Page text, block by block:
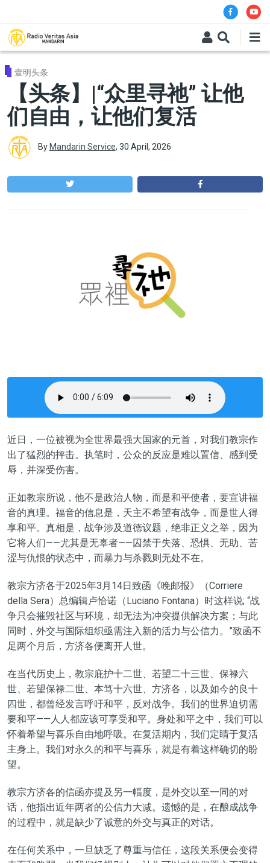
壹明头条
【头条】|“众里寻祂” 让他
们自由，让他们复活
By Mandarin Service, 30 April, 2026
近日，一位被视为全世界最强大国家的元首，对我们教宗作
出了猛烈的抨击。执笔时，公众的反应是难以置信、感到受
辱，并深受伤害。
正如教宗所说，他不是政治人物，而是和平使者，要宣讲福
音的真理。福音的信息是，天主不希望有战争，而是世人得
享和平。真相是，战争涉及道德议题，绝非正义之举，因为
它将人们——尤其是无辜者——囚禁于失落、恐惧、无助、苦
涩与仇恨的状态中，而暴力与杀戮则无处不在。
教宗方济各于2025年3月14日致函《晚邮报》（Corriere
della Sera）总编辑卢恰诺（Luciano Fontana）时这样说; “战
争只会摧毁社区与环境，却无法为冲突提供解决方案；与此
同时，外交与国际组织亟需注入新的活力与公信力。”致函不
足两个月后，方济各便离开人世。
在当代历史上，教宗庇护十二世、若望二十三世、保禄六
世、若望保禄二世、本笃十六世、方济各，以及如今的良十
四世，都曾经发言呼吁和平，反对战争。我们的世界迫切需
要和平——人人都应该可享受和平。身处和平之中，我们可以
怀着希望与喜乐自由地呼吸。在复活期内，我们定睛于复活
主身上。我们对永久的和平与喜乐，就是有着这样确切的盼
望。
教宗方济各的信函亦提及另一幅度，是外交以至一同的对
话，他指出近年两者的公信力大减。遗憾的是，在酿成战争
的过程中，就是缺少了诚意的外交与真正的对话。
在任何关系中，一旦缺乏了尊重与信任，这段关系便会变得